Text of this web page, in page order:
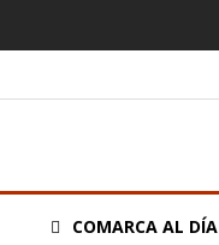
COMARCA AL DÍA